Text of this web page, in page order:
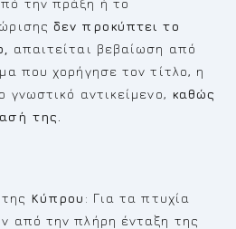
την πράξη ή το
δεν προκύπτει το
απαιτείται βεβαίωση από
που χορήγησε τον τίτλο, η
γνωστικό αντικείμενο, καθώς
της.
Κύπρου : Για τα πτυχία
από την πλήρη ένταξη της